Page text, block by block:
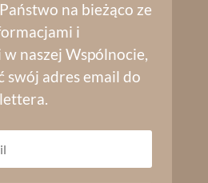
na bieżąco ze
i
naszej Wspólnocie,
swój adres email do